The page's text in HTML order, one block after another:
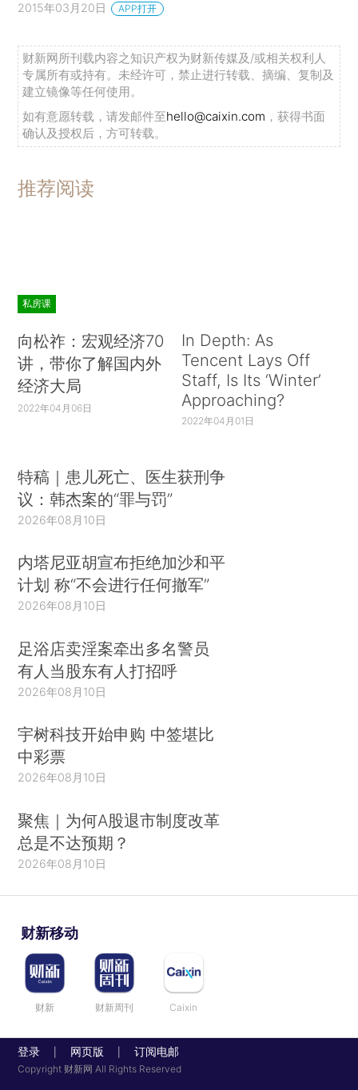
2015年03月20日 APP打开
财新网所刊载内容之知识产权为财新传媒及/或相关权利人
专属所有或持有。未经许可，禁止进行转载、摘编、复制及
建立镜像等任何使用。
如有意愿转载，请发邮件至hello@caixin.com ，获得书面
确认及授权后，方可转载。
推荐阅读
私房课
向松祚：宏观经济70
讲，带你了解国内外
经济大局
2022年04月06日
In Depth: As
Tencent Lays Off
Staff, Is Its ‘Winter’
Approaching?
2022年04月01日
特稿｜患儿死亡、医生获刑争
议：韩杰案的“罪与罚”
2026年08月10日
内塔尼亚胡宣布拒绝加沙和平
计划 称“不会进行任何撤军”
2026年08月10日
足浴店卖淫案牵出多名警员
有人当股东有人打招呼
2026年08月10日
宇树科技开始申购 中签堪比
中彩票
2026年08月10日
聚焦｜为何A股退市制度改革
总是不达预期？
2026年08月10日
财新移动
财新 财新周刊 Caixin
登录 网页版 订阅电邮
Copyright 财新网 All Rights Reserved